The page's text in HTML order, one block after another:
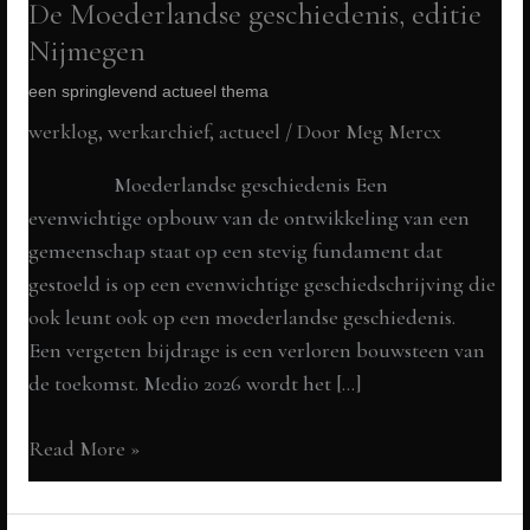
De Moederlandse geschiedenis, editie
Nijmegen
een springlevend actueel thema
werklog,werkarchief, actueel / Door Meg Mercx
Moederlandse geschiedenis Een
evenwichtige opbouw van de ontwikkeling van een
gemeenschap staat op een stevig fundament dat
gestoeld is op een evenwichtige geschiedschrijving die
ook leunt ook op een moederlandse geschiedenis.
Een vergeten bijdrage is een verloren bouwsteen van
de toekomst. Medio 2026 wordt het […]
De
Moederlandse
geschiedenis,
Read More »